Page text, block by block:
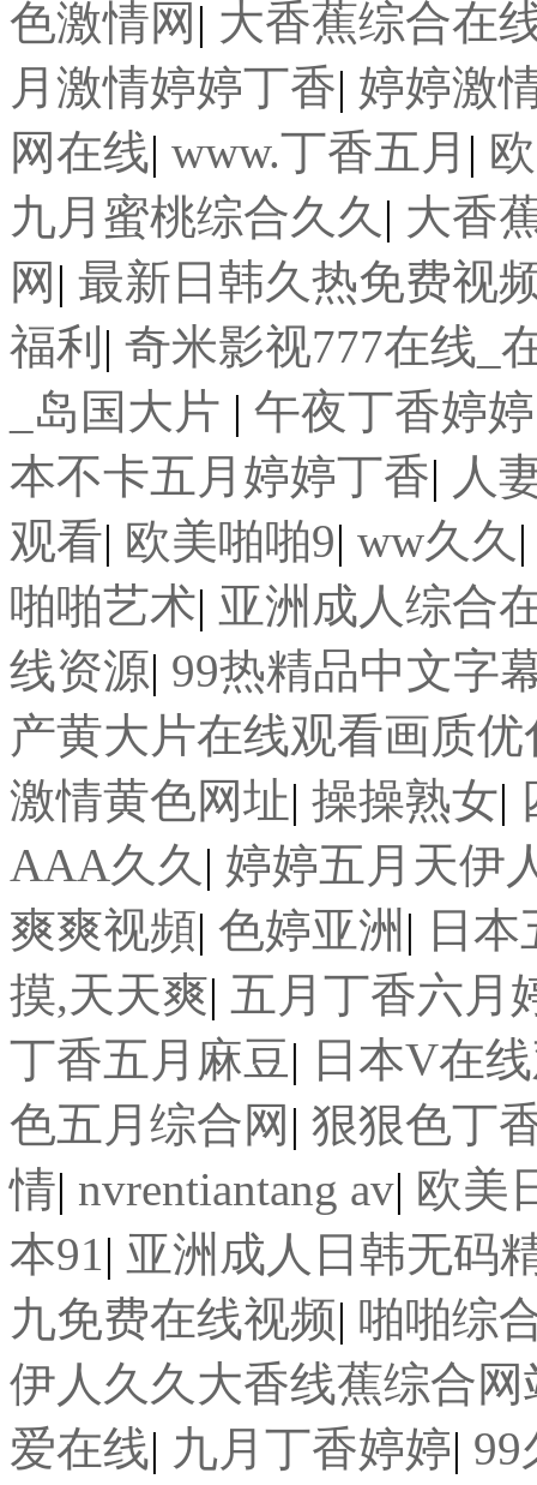
色激情网 | 大香蕉综合在
月激情婷婷丁香| 婷婷激
网在线| www.丁香五月 |
九月蜜桃综合久久 | 大香
网 | 最新日韩久热免费视
福利 | 奇米影视777在线_
_岛国大片 | 午夜丁香婷婷
本不卡五月婷婷丁香| 人
观看| 欧美啪啪9| ww久久
啪啪艺术| 亚洲成人综合
线资源| 99热精品中文字
产黄大片在线观看画质优
激情黄色网址| 操操熟女|
AAA久久 | 婷婷五月天伊
爽爽视頻| 色婷亚洲 | 日
摸,天天爽| 五月丁香六月
丁香五月麻豆| 日本V在
色五月综合网 | 狠狠色丁
情| nvrentiantang av| 欧美
本91| 亚洲成人日韩无码
九免费在线视频| 啪啪综
伊人久久大香线蕉综合网
爱在线| 九月丁香婷婷| 99